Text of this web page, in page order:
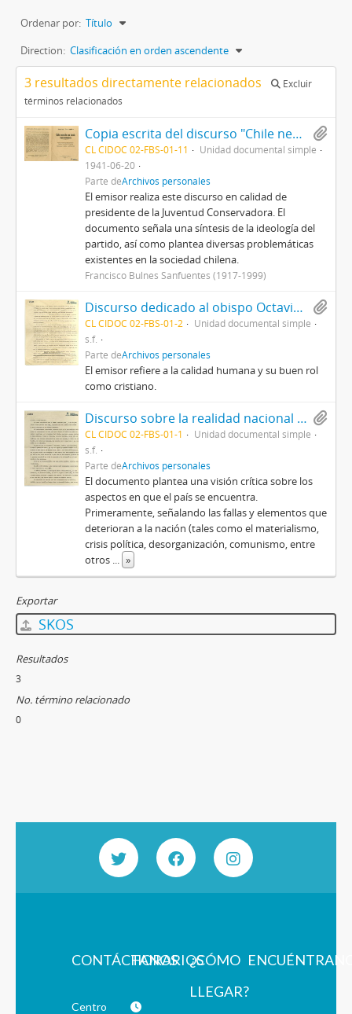
Ordenar por: Título
Direction: Clasificación en orden ascendente
3 resultados directamente relacionados
Excluir
términos relacionados
Copia escrita del discurso "Chile necesita una honda transformación", pronunciado por Francisco Bulnes Sanfuentes a través de la radio Cooperativa
CL CIDOC 02-FBS-01-11
Unidad documental simple
1941-06-20
Parte deArchivos personales
El emisor realiza este discurso en calidad de
presidente de la Juventud Conservadora. El
documento señala una síntesis de la ideología del
partido, así como plantea diversas problemáticas
existentes en la sociedad chilena.
Francisco Bulnes Sanfuentes (1917-1999)
Discurso dedicado al obispo Octavio Fernández
CL CIDOC 02-FBS-01-2
Unidad documental simple
s.f.
Parte deArchivos personales
El emisor refiere a la calidad humana y su buen rol
como cristiano.
Discurso sobre la realidad nacional del país
CL CIDOC 02-FBS-01-1
Unidad documental simple
s.f.
Parte deArchivos personales
El documento plantea una visión crítica sobre los
aspectos en que el país se encuentra.
Primeramente, señalando las fallas y elementos que
deterioran a la nación (tales como el materialismo,
crisis política, desorganización, comunismo, entre
otros ... »
Exportar
SKOS
Resultados
3
No. término relacionado
0
CONTÁCTANOS
Centro
HORARIOS¿CÓMO
LLEGAR?